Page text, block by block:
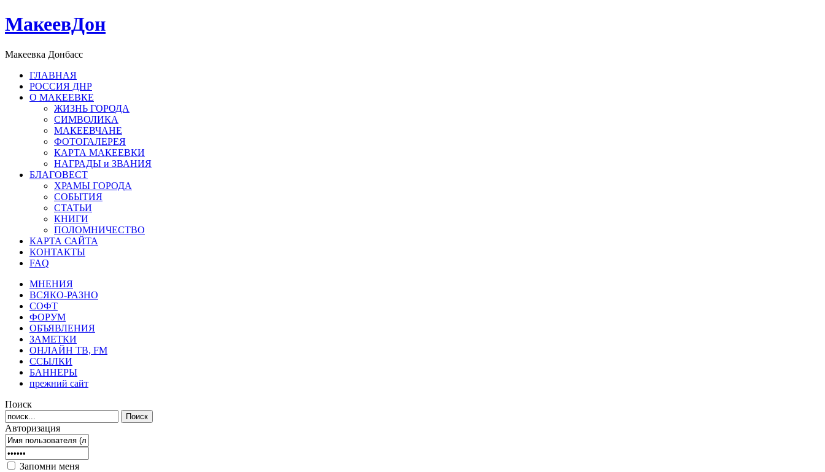
МакеевДон
Макеевка Донбасс
ГЛАВНАЯ
РОССИЯ ДНР
О МАКЕЕВКЕ
ЖИЗНЬ ГОРОДА
СИМВОЛИКА
МАКЕЕВЧАНЕ
ФОТОГАЛЕРЕЯ
КАРТА МАКЕЕВКИ
НАГРАДЫ и ЗВАНИЯ
БЛАГОВЕСТ
ХРАМЫ ГОРОДА
СОБЫТИЯ
СТАТЬИ
КНИГИ
ПОЛОМНИЧЕСТВО
КАРТА САЙТА
КОНТАКТЫ
FAQ
МНЕНИЯ
ВСЯКО-РАЗНО
СОФТ
ФОРУМ
ОБЪЯВЛЕНИЯ
ЗАМЕТКИ
ОНЛАЙН ТВ, FM
ССЫЛКИ
БАННЕРЫ
прежний сайт
Поиск
Авторизация
Запомни меня